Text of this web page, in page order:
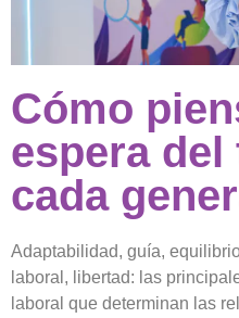
Cómo
espera del
cada
Adaptabilidad, guía,
laboral, libertad: las
laboral que determinan las